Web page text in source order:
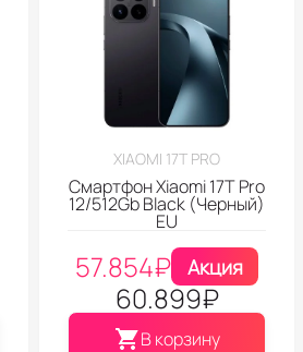
XIAOMI 17T PRO
Смартфон Xiaomi 17T Pro
12/512Gb Black (Черный)
EU
57.854₽ Акция
60.899₽
В корзину